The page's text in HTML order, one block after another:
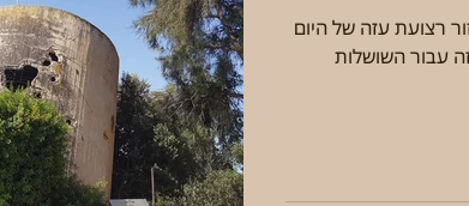
טיול גיל הזהב נשים
רצועת עזה של היום
עבור השושלות